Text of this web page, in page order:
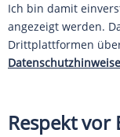
Ich bin damit
angezeigt werden.
Drittplattformen
Respekt vor